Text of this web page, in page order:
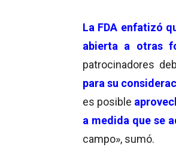
La FDA enfatizó
abierta a otras
patrocinadores
para su
es posible
a medida que se
campo», sumó.